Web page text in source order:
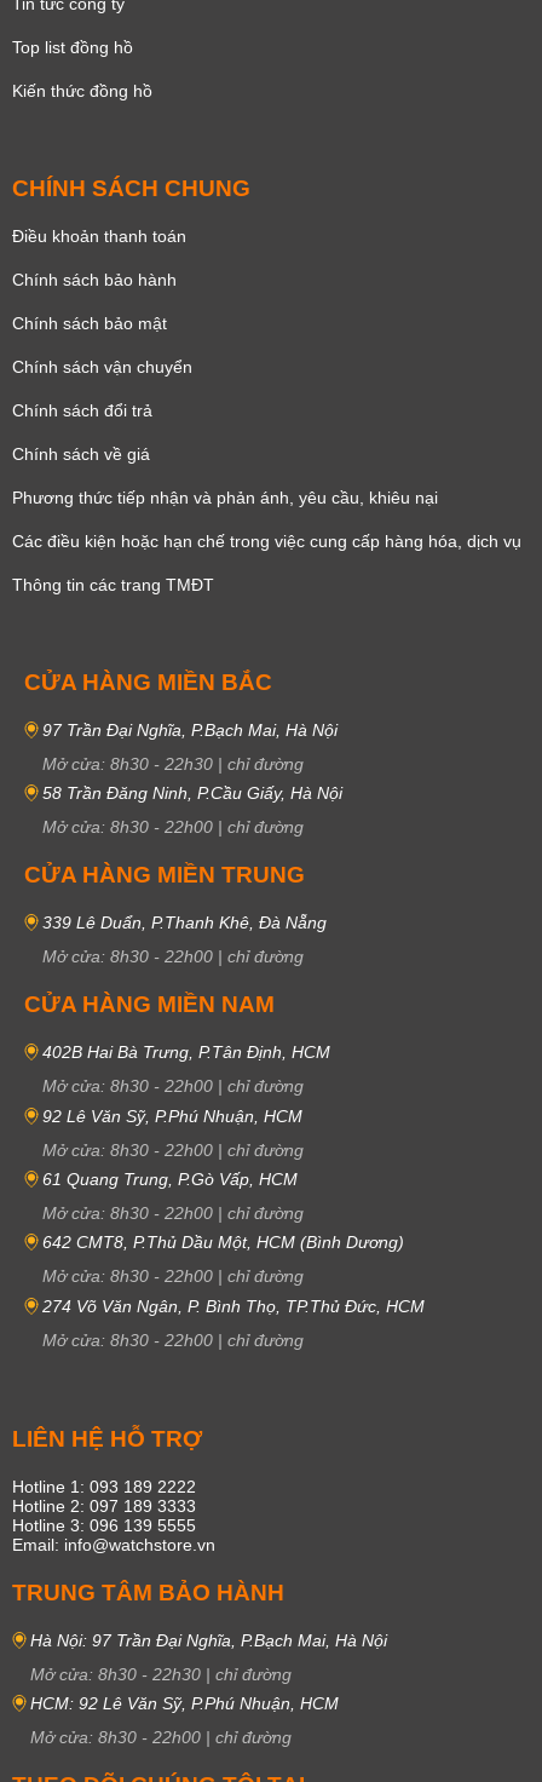
Top list đồng hồ
Kiến thức đồng hồ
CHÍNH SÁCH CHUNG
Điều khoản thanh toán
Chính sách bảo hành
Chính sách bảo mật
Chính sách vận chuyển
Chính sách đổi trả
Chính sách về giá
Phương thức tiếp nhận và phản ánh, yêu cầu, khiêu nại
Các điều kiện hoặc hạn chế trong việc cung cấp hàng hóa, dịch vụ
Thông tin các trang TMĐT
CỬA HÀNG MIỀN BẮC
97 Trần Đại Nghĩa, P.Bạch Mai, Hà Nội
Mở cửa: 8h30 - 22h30 | chỉ đường
58 Trần Đăng Ninh, P.Cầu Giấy, Hà Nội
Mở cửa: 8h30 - 22h00 | chỉ đường
CỬA HÀNG MIỀN TRUNG
339 Lê Duẩn, P.Thanh Khê, Đà Nẵng
Mở cửa: 8h30 - 22h00 | chỉ đường
CỬA HÀNG MIỀN NAM
402B Hai Bà Trưng, P.Tân Định, HCM
Mở cửa: 8h30 - 22h00 | chỉ đường
92 Lê Văn Sỹ, P.Phú Nhuận, HCM
Mở cửa: 8h30 - 22h00 | chỉ đường
61 Quang Trung, P.Gò Vấp, HCM
Mở cửa: 8h30 - 22h00 | chỉ đường
642 CMT8, P.Thủ Dầu Một, HCM (Bình Dương)
Mở cửa: 8h30 - 22h00 | chỉ đường
274 Võ Văn Ngân, P. Bình Thọ, TP.Thủ Đức, HCM
Mở cửa: 8h30 - 22h00 | chỉ đường
LIÊN HỆ HỖ TRỢ
Hotline 1: 093 189 2222
Hotline 2: 097 189 3333
Hotline 3: 096 139 5555
Email: info@watchstore.vn
TRUNG TÂM BẢO HÀNH
Hà Nội: 97 Trần Đại Nghĩa, P.Bạch Mai, Hà Nội
Mở cửa: 8h30 - 22h30 | chỉ đường
HCM: 92 Lê Văn Sỹ, P.Phú Nhuận, HCM
Mở cửa: 8h30 - 22h00 | chỉ đường